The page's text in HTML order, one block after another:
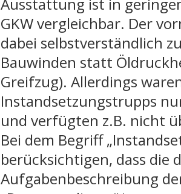
GKW vergleichbar. Der
dabei selbstverständlich
Bauwinden statt
Greifzug). Allerdings
Instandsetzungstrupps
und verfügten z.B. nicht
Bei dem Begriff
berücksichtigen, dass die
Aufgabenbeschreibung